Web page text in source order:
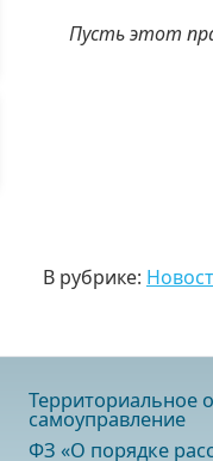
Пусть этот
В рубрике:
Территориальное
самоуправление
ФЗ «О порядке